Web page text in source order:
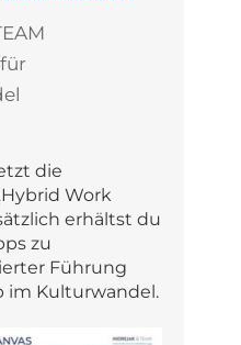
die
Work
erhältst du
zu
Führung
im Kulturwandel.